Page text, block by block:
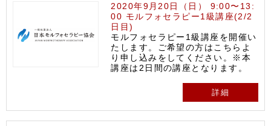
2020年9月20日（日） 9:00〜13:
00 モルフォセラピー1級講座(2/2
日目)
モルフォセラピー1級講座を開催い
たします。ご希望の方はこちらよ
り申し込みをしてください。※本
講座は2日間の講座となります。
詳細